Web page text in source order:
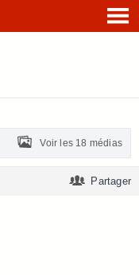
Voir les 18 médias
Partager